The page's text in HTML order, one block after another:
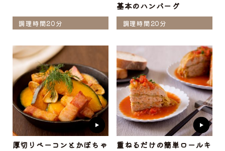
調理時間20分
基本のハンバーグ
調理時間20分
厚切りベーコンとかぼちゃ
重ねるだけの簡単ロールキ